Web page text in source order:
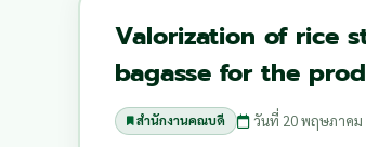
Valorization of rice
bagasse for the
สำนักงานคณบดี วันที่ 20 พฤษภาคม